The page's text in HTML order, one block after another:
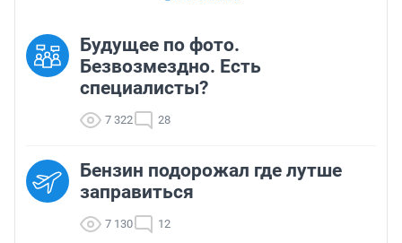
Будущее по фото.
Безвозмездно. Есть
специалисты?
7 322 28
Бензин подорожал где лутше
заправиться
7 130 12